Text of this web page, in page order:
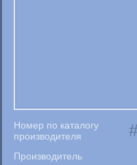
Номер по каталогу
производителя
Производитель